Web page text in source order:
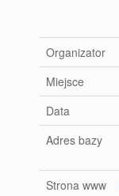
Organizator
Miejsce
Data
Adres bazy
Strona www